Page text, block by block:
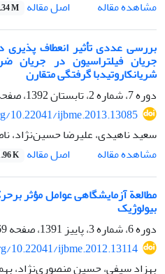
مشاهده مقاله
اصل مقاله M
بررسی عددی تأثیر انعطاف پذیری
جریان فیلتراسیون در جریان
شریانکاروتیدبا گرفتگی متقارن
دوره 7، شماره 2، تابستان 1392، صفحه
10.22041/ijbme.2013.13085
سعید ناهیدی، علیرضا حسین‌نژاد،
مشاهده مقاله
اصل مقاله K
مطالعة آزمایشگاهی عوامل مؤثر
بیولوژیک
دوره 6، شماره 3، پاییز 1391، صفحه
10.22041/ijbme.2012.13114
بهزاد سیفی، حسین منصوری‌نژاد،